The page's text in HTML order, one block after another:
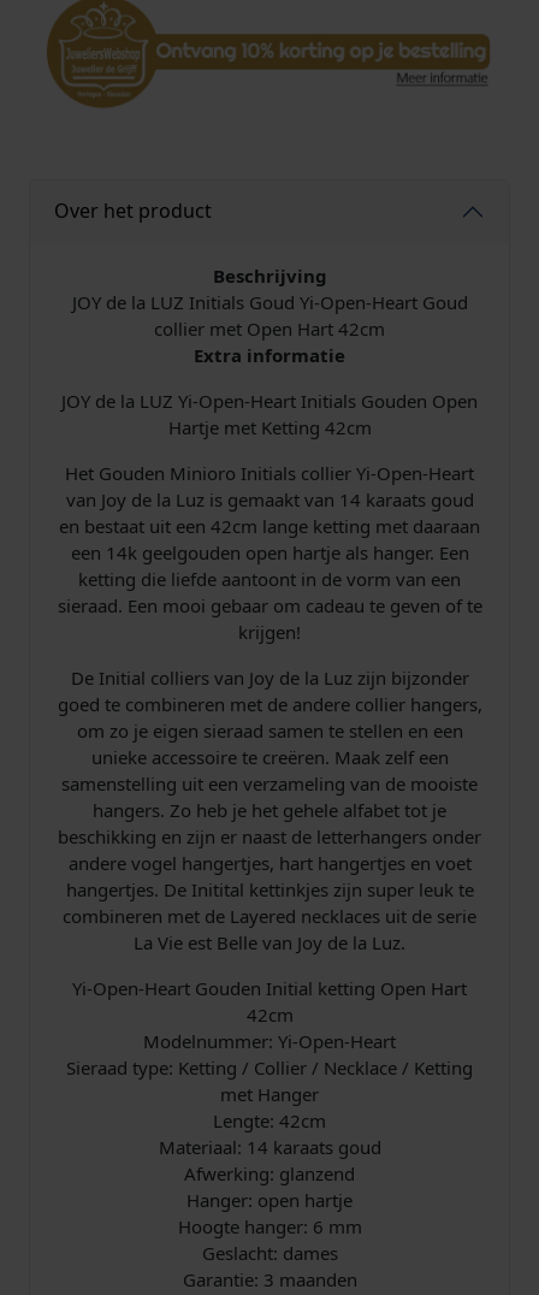
Over het product
Beschrijving
JOY de la LUZ Initials Goud Yi-Open-Heart Goud
collier met Open Hart 42cm
Extra informatie
JOY de la LUZ Yi-Open-Heart Initials Gouden Open
Hartje met Ketting 42cm
Het Gouden Minioro Initials collier Yi-Open-Heart
van Joy de la Luz is gemaakt van 14 karaats goud
en bestaat uit een 42cm lange ketting met daaraan
een 14k geelgouden open hartje als hanger. Een
ketting die liefde aantoont in de vorm van een
sieraad. Een mooi gebaar om cadeau te geven of te
krijgen!
De Initial colliers van Joy de la Luz zijn bijzonder
goed te combineren met de andere collier hangers,
om zo je eigen sieraad samen te stellen en een
unieke accessoire te creëren. Maak zelf een
samenstelling uit een verzameling van de mooiste
hangers. Zo heb je het gehele alfabet tot je
beschikking en zijn er naast de letterhangers onder
andere vogel hangertjes, hart hangertjes en voet
hangertjes. De Initital kettinkjes zijn super leuk te
combineren met de Layered necklaces uit de serie
La Vie est Belle van Joy de la Luz.
Yi-Open-Heart Gouden Initial ketting Open Hart
42cm
Modelnummer: Yi-Open-Heart
Sieraad type: Ketting / Collier / Necklace / Ketting
met Hanger
Lengte: 42cm
Materiaal: 14 karaats goud
Afwerking: glanzend
Hanger: open hartje
Hoogte hanger: 6 mm
Geslacht: dames
Garantie: 3 maanden